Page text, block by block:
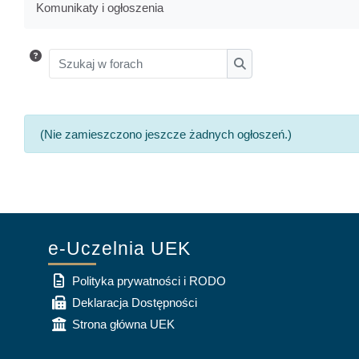
Komunikaty i ogłoszenia
Szukaj w forach
Szukaj w forach
(Nie zamieszczono jeszcze żadnych ogłoszeń.)
e-Uczelnia UEK
Polityka prywatności i RODO
Deklaracja Dostępności
Strona główna UEK